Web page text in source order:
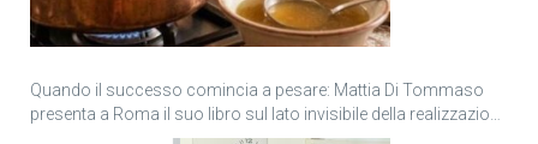
Quando il successo comincia a pesare: Mattia Di Tommaso
presenta a Roma il suo libro sul lato invisibile della realizzazione